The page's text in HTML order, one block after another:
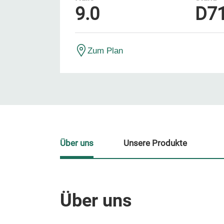
9.0
Zum Plan
Über uns
Über uns Unsere Produkte